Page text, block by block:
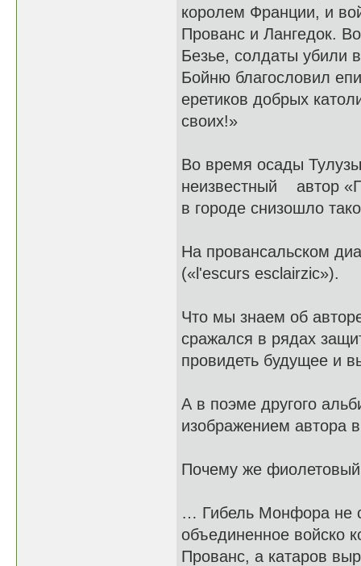
королем Франции, и
Прованс и Лангедок.
Безье, солдаты убили
Бойню благословил
еретиков добрых
своих!»
Во время осады
неизвестный автор
в городе снизошло
На провансальском
(«l'escurs esclairzic»).
Что мы знаем об
сражался в рядах
провидеть будущее и
А в поэме другого
изображением
Почему же фиолетовый
… Гибель Монфора не
объединенное войско
Прованс, а катаров